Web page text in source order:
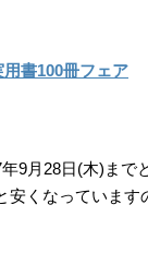
書100冊フェア
9月28日(木)ま
安くなっていま